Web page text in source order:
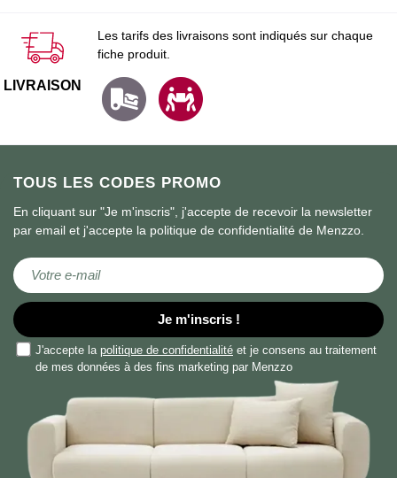
TOUS LES CODES PROMO
En cliquant sur "Je m'inscris", j'accepte de recevoir la newsletter
par email et j'accepte la politique de confidentialité de Menzzo.
Inscription à notre lettre d’information :
Je m'inscris !
J'accepte la politique de confidentialité et je consens au traitement
de mes données à des fins marketing par Menzzo
LIVRAISON
Les tarifs des livraisons sont indiqués sur chaque
fiche produit.